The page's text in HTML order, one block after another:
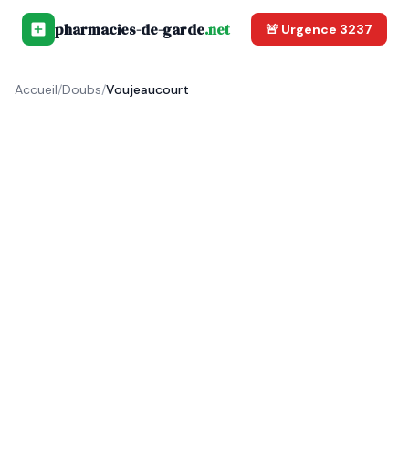
pharmacies-de-garde.net 🚨 Urgence 3237
Accueil/Doubs/Voujeaucourt